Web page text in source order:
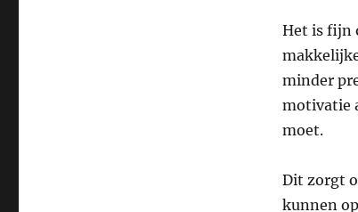
Het is fijn
minder
motivatie
moet.
Dit zorgt
kunnen